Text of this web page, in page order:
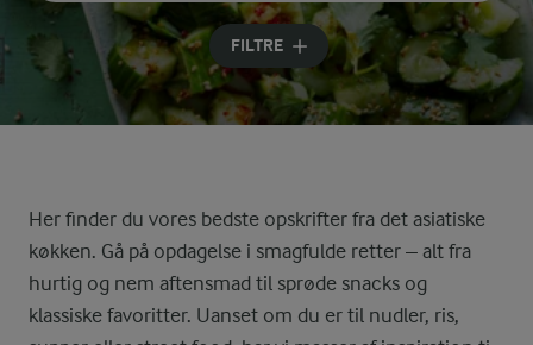
Indtast søgeord for at søge
FILTRE
Her finder du vores bedste opskrifter fra det asiatiske
køkken. Gå på opdagelse i smagfulde retter – alt fra
hurtig og nem aftensmad til sprøde snacks og
klassiske favoritter. Uanset om du er til nudler, ris,